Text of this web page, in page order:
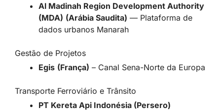
Al Madinah Region Development Authority
(MDA) (Arábia Saudita) — Plataforma de
dados urbanos Manarah
Gestão de Projetos
Egis (França) – Canal Sena-Norte da Europa
Transporte Ferroviário e Trânsito
PT Kereta Api Indonésia (Persero)